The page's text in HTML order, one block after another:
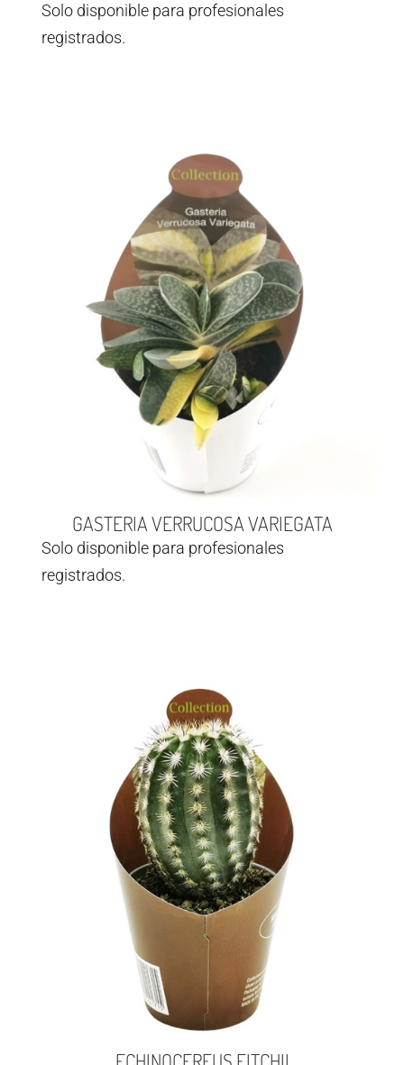
Solo disponible para profesionales
registrados.
GASTERIA VERRUCOSA VARIEGATA
Solo disponible para profesionales
registrados.